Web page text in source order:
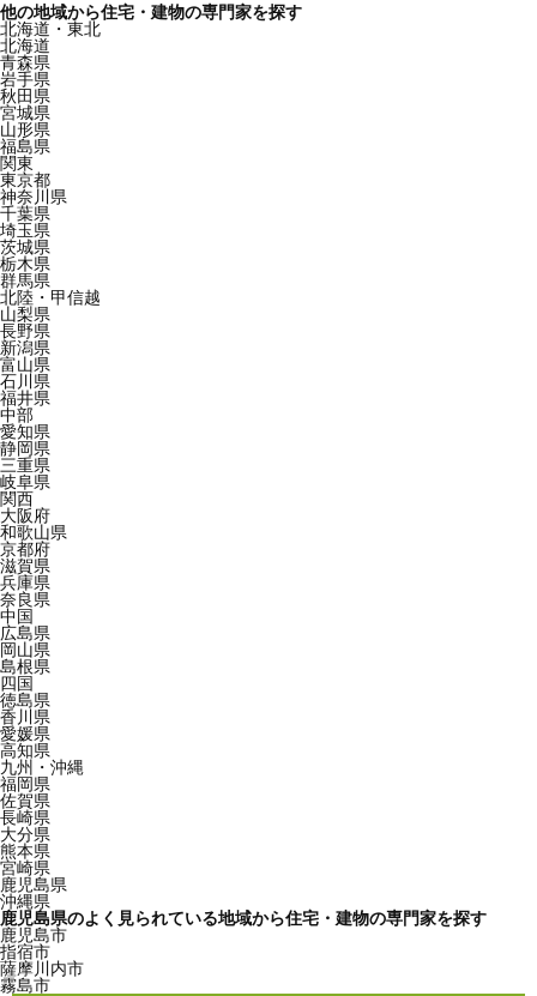
他の地域から住宅・建物の専門家を探す
北海道・東北
北海道
青森県
岩手県
秋田県
宮城県
山形県
福島県
関東
東京都
神奈川県
千葉県
埼玉県
茨城県
栃木県
群馬県
北陸・甲信越
山梨県
長野県
新潟県
富山県
石川県
福井県
中部
愛知県
静岡県
三重県
岐阜県
関西
大阪府
和歌山県
京都府
滋賀県
兵庫県
奈良県
中国
広島県
岡山県
島根県
四国
徳島県
香川県
愛媛県
高知県
九州・沖縄
福岡県
佐賀県
長崎県
大分県
熊本県
宮崎県
鹿児島県
沖縄県
鹿児島県のよく見られている地域から住宅・建物の専門家を探す
鹿児島市
指宿市
薩摩川内市
霧島市